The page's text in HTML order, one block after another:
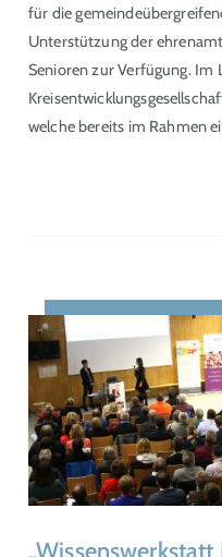
für die
Unterstützung der
Senioren zur Verfügung. Im
welche bereits im Rahmen